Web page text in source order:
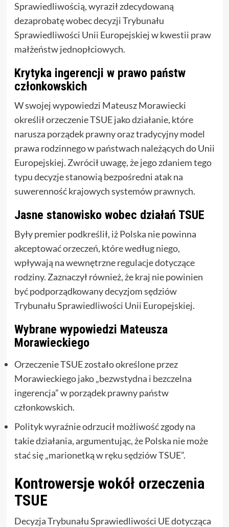
Sprawiedliwością, wyraził zdecydowaną
dezaprobatę wobec decyzji Trybunału
Sprawiedliwości Unii Europejskiej w kwestii praw
małżeństw jednopłciowych.
Krytyka ingerencji w prawo państw
członkowskich
W swojej wypowiedzi Mateusz Morawiecki
określił orzeczenie TSUE jako działanie, które
narusza porządek prawny oraz tradycyjny model
prawa rodzinnego w państwach należących do Unii
Europejskiej. Zwrócił uwagę, że jego zdaniem tego
typu decyzje stanowią bezpośredni atak na
suwerenność krajowych systemów prawnych.
Jasne stanowisko wobec działań TSUE
Były premier podkreślił, iż Polska nie powinna
akceptować orzeczeń, które według niego,
wpływają na wewnętrzne regulacje dotyczące
rodziny. Zaznaczył również, że kraj nie powinien
być podporządkowany decyzjom sędziów
Trybunału Sprawiedliwości Unii Europejskiej.
Wybrane wypowiedzi Mateusza
Morawieckiego
Orzeczenie TSUE zostało określone przez
Morawieckiego jako „bezwstydna i bezczelna
ingerencja” w porządek prawny państw
członkowskich.
Polityk wyraźnie odrzucił możliwość zgody na
takie działania, argumentując, że Polska nie może
stać się „marionetką w ręku sędziów TSUE”.
Kontrowersje wokół orzeczenia
TSUE
Decyzja Trybunału Sprawiedliwości UE dotycząca